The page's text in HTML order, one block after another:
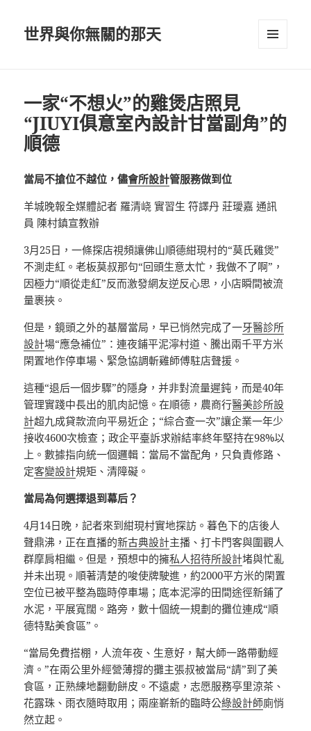
世界與你無關的那天
一家“不想火”的雞煲店照見
“JIUYI俱意室內設計甘當副角”的
順德
當局不搶位不越位，儘會所設計管服務做到位
羊城晚報全媒體記者 羅清峣 實習生 符譯丹 莊璦嘉 通訊
員 陳村鎮宣教辦
3月25日，一條探店視頻讓佛山順德紺現村的“莫氏雞煲”
不測走紅。老板莫叔那句“回頭生意太忙，我做不了啊”，
因極力“順從走紅”反而激發網友逆反心思，小店瞬間被流
量裹挾。
但是，鏡頭之外的基層當局，早已悄然完成了一牙醫診所
設計場“應急補位”：連夜鋪平泥濘村道、騰出兩千平方米
閑置地作停車場、緊急協調斬雞師傅駐店聲援。
這種“退后一個步驟”的隱身，并非對流量遲鈍，而是40年
管理實踐中長出的肌肉記憶。在順德，農商行醫美診所設
計超九成貸款流向平易近企；“綜合查一次”讓企業一年少
接收4600次檢查；政企平臺訴求辦結率終年堅持在98%以
上。數據指向統一個邏輯：當局不當配角，只負責修路、
定客變設計規矩、清障礙。
當局為何選擇退到幕后？
4月14日晚，記者來到紺現村實地探訪。暮色下的店後人
聲鼎沸，正在直播的新古典設計主播、打卡門客與圍觀人
群摩肩相繼。但是，預想中的擁私人招待所設計堵與忙亂
并未出現。順著清楚的唆使牌駛進，約2000平方米的閑置
空位已被平整為臨時停車場；底本泥濘的田間途徑新鋪了
水泥，平展寬闊。路旁，數十個統一規劃的攤位連成“順
德特點美食區”。
“當局免費搭棚，人流年夜、生意好，幫大師一路帶動經
濟。”在兩公里外經營薄撐的攤主張叔被當局“請”到了美
食區，正熟練地翻動餅皮。不遠處，志愿服務亭里涼茶、
花露珠、雨衣隨時取用；兩座嶄新的臨時公綠設計師廁悄
然立起。